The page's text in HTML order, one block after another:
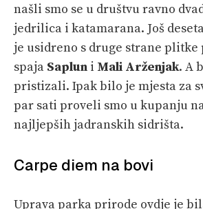
našli smo se u društvu ravno
jedrilica i katamarana. Još
je usidreno s druge strane plitke
spaja Saplun i Mali Arženjak. A
pristizali. Ipak bilo je mjesta za
par sati proveli smo u kupanju
najljepših jadranskih sidrišta.
Carpe diem na bovi
Uprava parka prirode ovdje je